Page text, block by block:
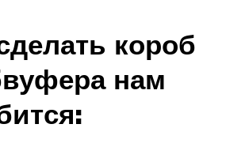
короб
нам